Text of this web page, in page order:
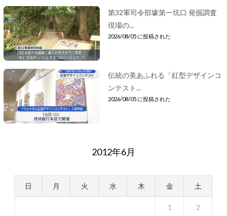
第32軍司令部壕第一坑口 発掘調査
現場の...
2026/08/05 に投稿された
伝統の美あふれる「紅型デザインコ
ンテスト...
2026/08/05 に投稿された
2012年6月
日 月 火 水 木 金 土
1 2